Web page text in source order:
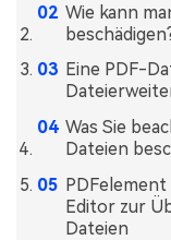
Wie kann
Eine PDF-
Was Sie
Dateien
Editor zur
Dateien